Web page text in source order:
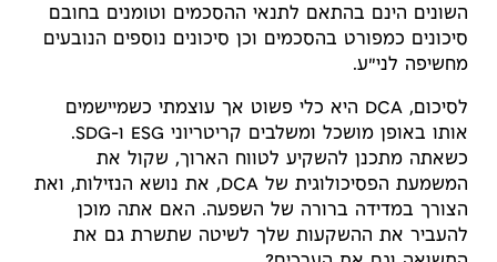
השונים הינם בהתאם לתנאי ההסכמים וטומנים בחובם
סיכונים כמפורט בהסכמים וכן סיכונים נוספים הנובעים
מחשיפה לני"ע.
לסיכום, DCA היא כלי פשוט אך עוצמתי כשמיישמים
אותו באופן מושכל ומשלבים קריטריוני ESG ו-SDG.
כשאתה מתכנן להשקיע לטווח הארוך, שקול את
המשמעת הפסיכולוגית של DCA, את נושא הנזילות, ואת
הצורך במדידה ברורה של השפעה. האם אתה מוכן
להעביר את ההשקעות שלך לשיטה שתשרת גם את